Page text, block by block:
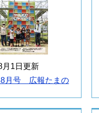
月1日更新
8月号 広報たまの